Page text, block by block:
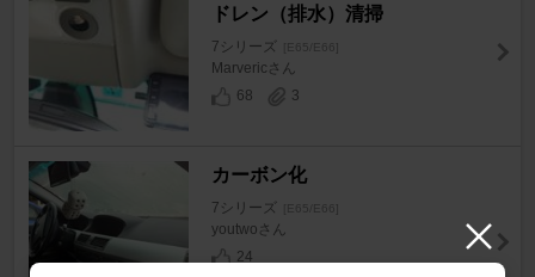
ドレン（排水）清掃
7シリーズ [E65/E66]
Marvericさん
68
3
カーボン化
7シリーズ [E65/E66]
youtwoさん
24